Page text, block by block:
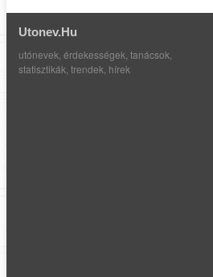
Utonev.hu
utónevek, érdekességek, tanácsok,
statisztikák, trendek, hírek